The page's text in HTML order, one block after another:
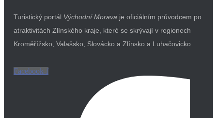
Turistický portál Východní Morava je oficiálním průvodcem po
atraktivitách Zlínského kraje, které se skrývají v regionech
Kroměřížsko, Valašsko, Slovácko a Zlínsko a Luhačovicko
Facebook-f